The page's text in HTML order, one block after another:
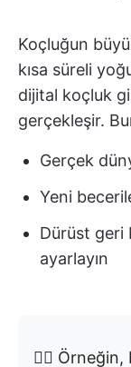
Koçluğun
kısa süreli
dijital koçluk
gerçekleşir.
Gerçek
Yeni
Dürüst geri
ayarlayın
👉🏼